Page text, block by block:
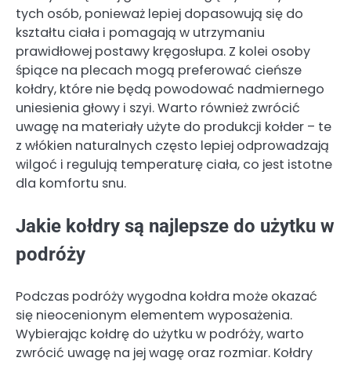
tych osób, ponieważ lepiej dopasowują się do
kształtu ciała i pomagają w utrzymaniu
prawidłowej postawy kręgosłupa. Z kolei osoby
śpiące na plecach mogą preferować cieńsze
kołdry, które nie będą powodować nadmiernego
uniesienia głowy i szyi. Warto również zwrócić
uwagę na materiały użyte do produkcji kołder – te
z włókien naturalnych często lepiej odprowadzają
wilgoć i regulują temperaturę ciała, co jest istotne
dla komfortu snu.
Jakie kołdry są najlepsze do użytku w
podróży
Podczas podróży wygodna kołdra może okazać
się nieocenionym elementem wyposażenia.
Wybierając kołdrę do użytku w podróży, warto
zwrócić uwagę na jej wagę oraz rozmiar. Kołdry